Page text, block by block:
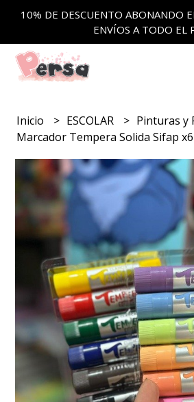
10% DE DESCUENTO ABONANDO
ENVÍOS A TODO EL
Inicio ESCOLAR
Pinturas y
Marcador Tempera Solida Sifap